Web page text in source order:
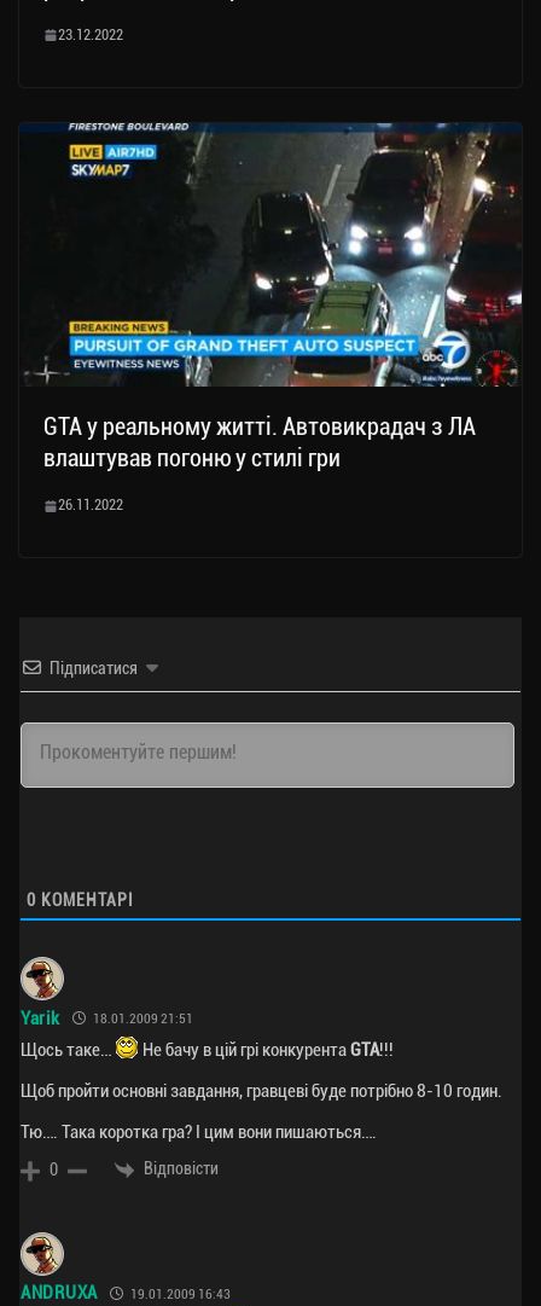
23.12.2022
GTA у реальному житті. Автовикрадач з ЛА
влаштував погоню у стилі гри
26.11.2022
Підписатися
0 КОМЕНТАРІ
Yarik 18.01.2009 21:51
Щось таке… Не бачу в цій грі конкурентаGTA!!!
Щоб пройти основні завдання, гравцеві буде потрібно 8-10 годин.
Тю…. Така коротка гра? І цим вони пишаються….
0 Відповісти
ANDRUXA 19.01.2009 16:43